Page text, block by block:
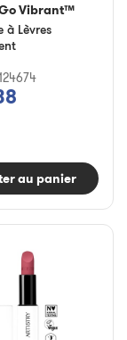
Vibrant™
à Lèvres
au panier